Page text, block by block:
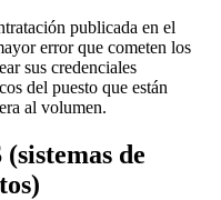
publicada en el
error que cometen los
sus credenciales
del puesto que están
al volumen.
de